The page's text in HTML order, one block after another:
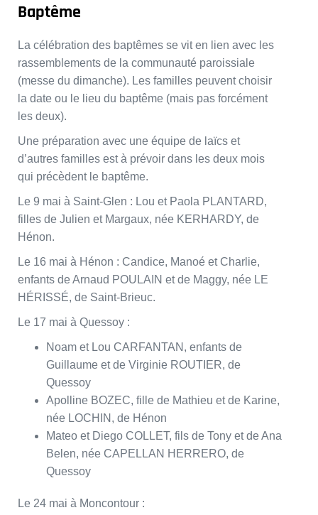
Baptême
La célébration des baptêmes se vit en lien avec les
rassemblements de la communauté paroissiale
(messe du dimanche). Les familles peuvent choisir
la date ou le lieu du baptême (mais pas forcément
les deux).
Une préparation avec une équipe de laïcs et
d’autres familles est à prévoir dans les deux mois
qui précèdent le baptême.
Le 9 mai à Saint-Glen : Lou et Paola PLANTARD,
filles de Julien et Margaux, née KERHARDY, de
Hénon.
Le 16 mai à Hénon : Candice, Manoé et Charlie,
enfants de Arnaud POULAIN et de Maggy, née LE
HÉRISSÉ, de Saint-Brieuc.
Le 17 mai à Quessoy :
Noam et Lou CARFANTAN, enfants de
Guillaume et de Virginie ROUTIER, de
Quessoy
Apolline BOZEC, fille de Mathieu et de Karine,
née LOCHIN, de Hénon
Mateo et Diego COLLET, fils de Tony et de Ana
Belen, née CAPELLAN HERRERO, de
Quessoy
Le 24 mai à Moncontour :